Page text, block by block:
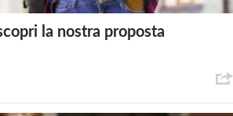
la nostra proposta